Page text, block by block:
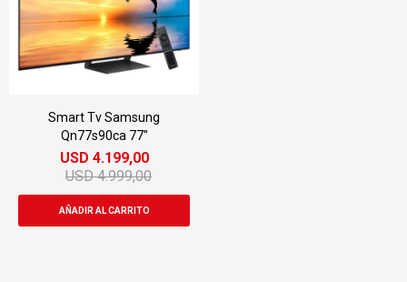
Smart Tv Samsung
Qn77s90ca 77"
USD 4.199,00
USD 4.999,00